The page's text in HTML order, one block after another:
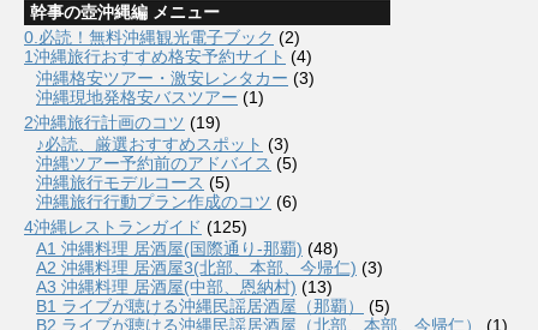
幹事の壺沖縄編 メニュー
0.必読！無料沖縄観光電子ブック (2)
1沖縄旅行おすすめ格安予約サイト (4)
沖縄格安ツアー・激安レンタカー (3)
沖縄現地発格安バスツアー (1)
2沖縄旅行計画のコツ (19)
♪必読、厳選おすすめスポット (3)
沖縄ツアー予約前のアドバイス (5)
沖縄旅行モデルコース (5)
沖縄旅行行動プラン作成のコツ (6)
4沖縄レストランガイド (125)
A1 沖縄料理 居酒屋(国際通り-那覇) (48)
A2 沖縄料理 居酒屋3(北部、本部、今帰仁) (3)
A3 沖縄料理 居酒屋(中部、恩納村) (13)
B1 ライブが聴ける沖縄民謡居酒屋（那覇）
(5)
B2 ライブが聴ける沖縄民謡居酒屋（北部、本部、今帰仁）
(1)